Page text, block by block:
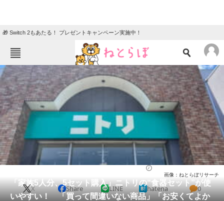
🎁 Switch 2もあたる！ プレゼントキャンペーン実施中！
ねとらぼメニュー
TOP ニュース
エンタメ
グルメ 地域
住まい 教育・育児
動物 リサーチ
会員記事
「家族5人分、5セット購入」ニトリの“食器セット”が使
いやすい！ 「買って間違いない商品」「お安くてよか
画像：ねとらぼリサーチ
X Share LINE hatena 0